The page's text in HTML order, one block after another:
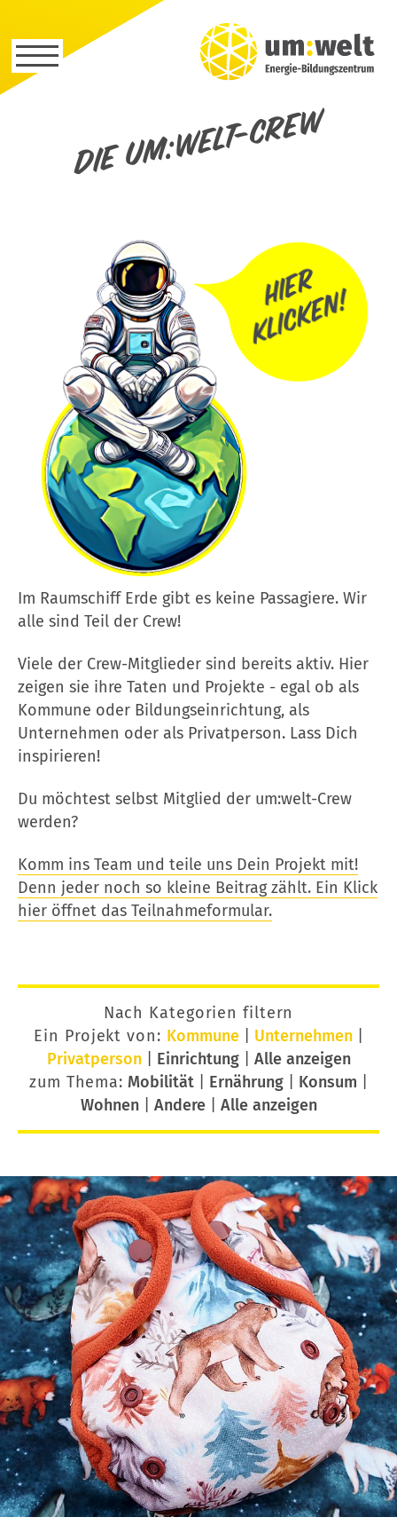
Die um:welt-Crew
Im Raumschiff Erde gibt es keine Passagiere. Wir
alle sind Teil der Crew!
Viele der Crew-Mitglieder sind bereits aktiv. Hier
zeigen sie ihre Taten und Projekte - egal ob als
Kommune oder Bildungseinrichtung, als
Unternehmen oder als Privatperson. Lass Dich
inspirieren!
Du möchtest selbst Mitglied der um:welt-Crew
werden?
Komm ins Team und teile uns Dein Projekt mit!
Denn jeder noch so kleine Beitrag zählt. Ein Klick
hier öffnet das Teilnahmeformular.
Nach Kategorien filtern
Ein Projekt von: Kommune| Unternehmen|
Privatperson| Einrichtung| Alle anzeigen
zum Thema: Mobilität Ernährung Konsum
Wohnen| Andere| Alle anzeigen